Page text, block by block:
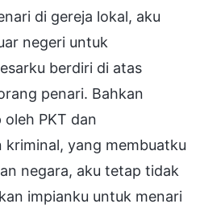
di gereja lokal, aku
negeri untuk
berdiri di atas
penari. Bahkan
PKT dan
yang membuatku
negara, aku tetap tidak
impianku untuk menari